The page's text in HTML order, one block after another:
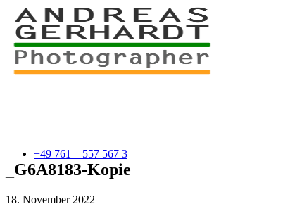
+49 761 – 557 567 3
_G6A8183-Kopie
18. November 2022